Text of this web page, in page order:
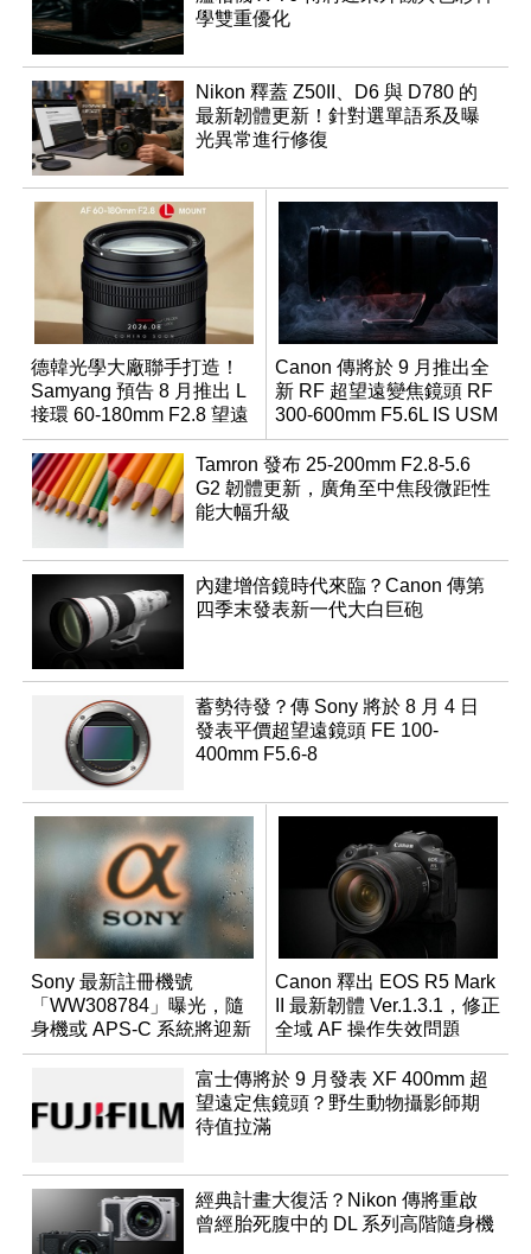
學雙重優化
Nikon 釋蓋 Z50II、D6 與 D780 的
最新韌體更新！針對選單語系及曝
光異常進行修復
德韓光學大廠聯手打造！
Samyang 預告 8 月推出 L
接環 60-180mm F2.8 望遠
變焦鏡
Canon 傳將於 9 月推出全
新 RF 超望遠變焦鏡頭 RF
300-600mm F5.6L IS USM
Tamron 發布 25-200mm F2.8-5.6
G2 韌體更新，廣角至中焦段微距性
能大幅升級
內建增倍鏡時代來臨？Canon 傳第
四季末發表新一代大白巨砲
蓄勢待發？傳 Sony 將於 8 月 4 日
發表平價超望遠鏡頭 FE 100-
400mm F5.6-8
Sony 最新註冊機號
「WW308784」曝光，隨
身機或 APS-C 系統將迎新
成員？
Canon 釋出 EOS R5 Mark
II 最新韌體 Ver.1.3.1，修正
全域 AF 操作失效問題
富士傳將於 9 月發表 XF 400mm 超
望遠定焦鏡頭？野生動物攝影師期
待值拉滿
經典計畫大復活？Nikon 傳將重啟
曾經胎死腹中的 DL 系列高階隨身機